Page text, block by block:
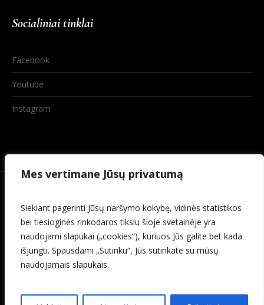
Mes vertimane Jūsų privatumą
Siekiant pagerinti Jūsų naršymo kokybę, vidinės statistikos
bei tiesioginės rinkodaros tikslu šioje svetainėje yra
naudojami slapukai („cookies“), kuriuos Jūs galite bet kada
išjungti. Spausdami „Sutinku“, Jūs sutinkate su mūsų
naudojamais slapukais.
Socialiniai tinklai
Facebook
Youtube
Instagram
© 2026 Baisogalos kultūros centras